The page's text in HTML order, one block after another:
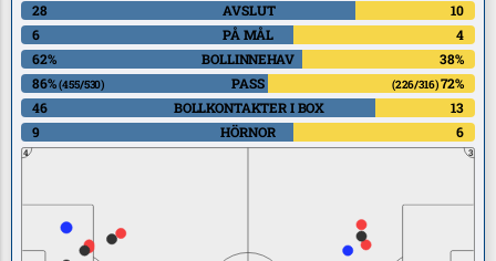
28
AVSLUT
10
6
PÅ MÅL
4
62%
BOLLINNEHAV
38%
86%(455/530) PASS (226/316)72%
46
BOLLKONTAKTER I BOX
13
9
HÖRNOR 6
4 3